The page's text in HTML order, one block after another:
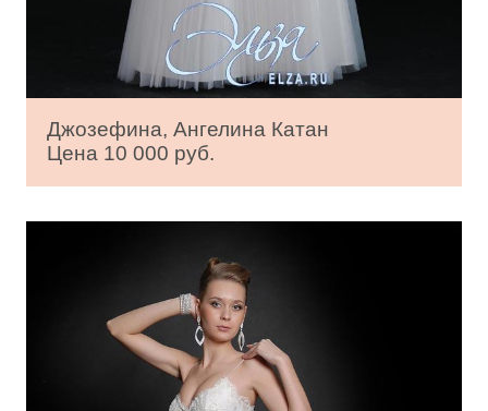
Джозефина, Ангелина Катан
Цена 10 000 руб.